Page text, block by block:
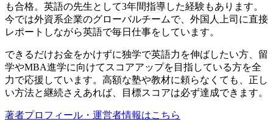
も合格。英語の先生として3年間指導した経験もあります。
今では外資系企業のグローバルチームで、外国人上司に直接
レポートしながら英語で毎日仕事をしています。
できるだけお金をかけずに独学で英語力を伸ばしたい方、留
学やMBA進学に向けてスコアアップを目指している方を全
力で応援しています。高額な塾や教材に頼らなくても、正し
い方法と継続さえあれば、目標スコアは必ず達成できます。
著者プロフィール・運営者情報はこちら